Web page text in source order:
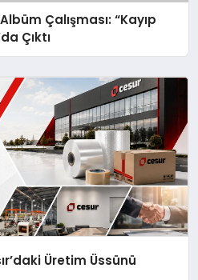
Çalışması: “Kayıp
Çıktı
Üretim Üssünü